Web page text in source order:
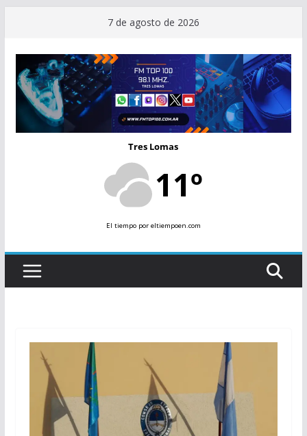
contenido
7 de agosto de 2026
Tres Lomas
11º
El tiempopor eltiempoen.com